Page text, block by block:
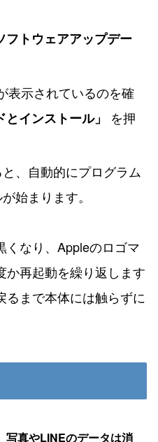
フトウェアアップデー
表示されているのを確
とインストール」
を押
、自動的にプログラム
始まります。
くなり、Appleのロゴマ
か再起動を繰り返します
るまで本体には触らずに
写真やLINEのデータは消